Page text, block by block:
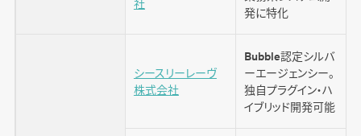
社
発に特化
シースリーレーヴ
株式会社
Bubble認定シルバ
ーエージェンシー。
独自プラグイン・ハ
イブリッド開発可能